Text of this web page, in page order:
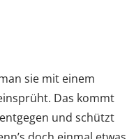
sie mit einem
Das kommt
und schützt